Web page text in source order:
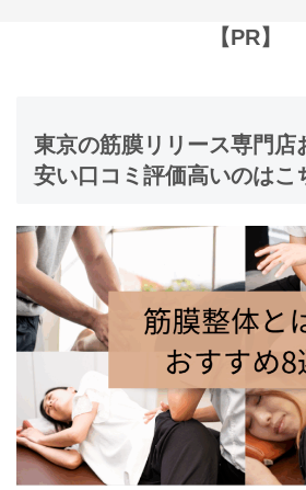
【PR】
東京の筋膜リリース専門店
安い口コミ評価高いのはこ